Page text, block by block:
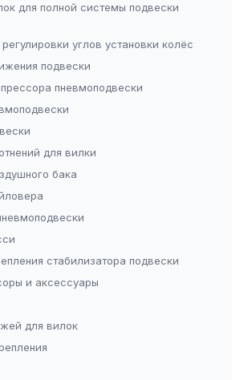
для полной системы подвески
углов установки колёс
подвески
пневмоподвески
для вилки
бака
стабилизатора подвески
и аксессуары
для вилок